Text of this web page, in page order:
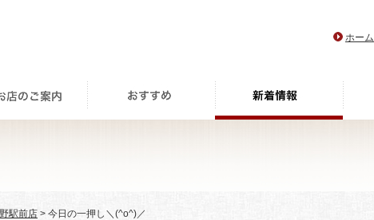
ホーム
駅前店 > 今日の一押し＼(^o^)／